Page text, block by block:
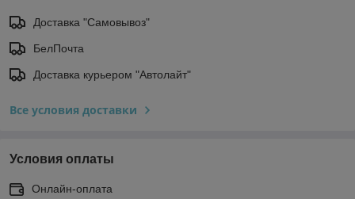
Доставка "Самовывоз"
БелПочта
Доставка курьером "Автолайт"
Все условия доставки
Условия оплаты
Онлайн-оплата